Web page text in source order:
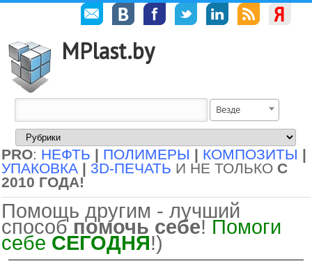
MPlast.by
Везде
PRO: НЕФТЬ | ПОЛИМЕРЫ | КОМПОЗИТЫ |
УПАКОВКА | 3D-ПЕЧАТЬ И НЕ ТОЛЬКО С
2010 ГОДА!
Помощь другим - лучший
способ помочь себе! Помоги
себе СЕГОДНЯ!)